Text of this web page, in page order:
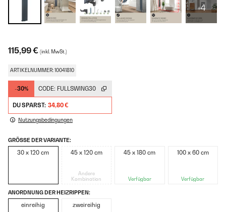
+4
115,99 € (inkl. MwSt.)
ARTIKELNUMMER: 10041810
-30% CODE: FULLSWING30
DU SPARST: 34,80 €
Nutzungsbedingungen
GRÖSSE DER VARIANTE:
30 x 120 cm 45 x 120 cm
Andere
Kombination
45 x 180 cm
Verfügbar
100 x 60 cm
Verfügbar
ANORDNUNG DER HEIZRIPPEN:
einreihig zweireihig